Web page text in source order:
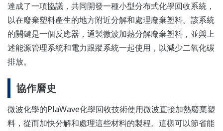
達成了一項協議，共同開發一種小型分布式化學回收系統，
以在廢棄塑料產生的地方附近分解和處理廢棄塑料。該系統
的關鍵是一個反應器，通製微波加熱分解廢棄塑料，並與上
述能源管理系統和電力跟蹤系統一起使用，以減少二氧化碳
排放。
協作曆史
微波化學的PlaWave化學回收技術使用微波直接加熱廢棄塑
料，從而加快分解和處理這些材料的製程。這樣可以節省能